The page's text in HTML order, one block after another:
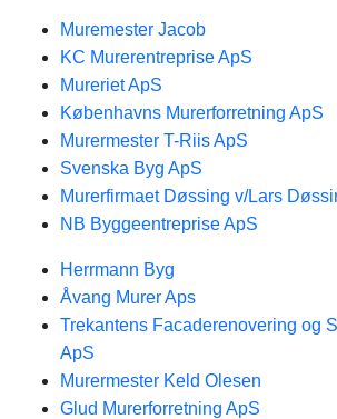
Muremester Jacob
KC Murerentreprise ApS
Mureriet ApS
Københavns Murerforretning ApS
Murermester T-Riis ApS
Svenska Byg ApS
Murerfirmaet Døssing v/Lars
NB Byggeentreprise ApS
Herrmann Byg
Åvang Murer Aps
Trekantens Facaderenovering og
ApS
Murermester Keld Olesen
Glud Murerforretning ApS